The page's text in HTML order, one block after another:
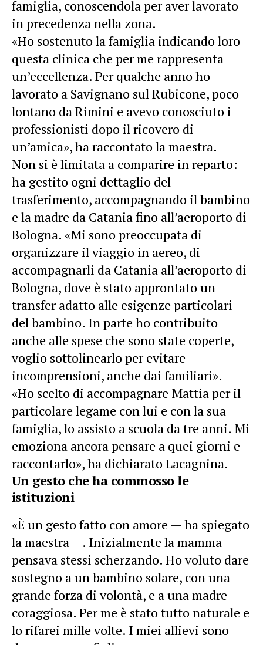
famiglia, conoscendola per aver lavorato
in precedenza nella zona.
«Ho sostenuto la famiglia indicando loro
questa clinica che per me rappresenta
un’eccellenza. Per qualche anno ho
lavorato a Savignano sul Rubicone, poco
lontano da Rimini e avevo conosciuto i
professionisti dopo il ricovero di
un’amica», ha raccontato la maestra.
Non si è limitata a comparire in reparto:
ha gestito ogni dettaglio del
trasferimento, accompagnando il bambino
e la madre da Catania fino all’aeroporto di
Bologna. «Mi sono preoccupata di
organizzare il viaggio in aereo, di
accompagnarli da Catania all’aeroporto di
Bologna, dove è stato approntato un
transfer adatto alle esigenze particolari
del bambino. In parte ho contribuito
anche alle spese che sono state coperte,
voglio sottolinearlo per evitare
incomprensioni, anche dai familiari».
«Ho scelto di accompagnare Mattia per il
particolare legame con lui e con la sua
famiglia, lo assisto a scuola da tre anni. Mi
emoziona ancora pensare a quei giorni e
raccontarlo», ha dichiarato Lacagnina.
Un gesto che ha commosso le
istituzioni
«È un gesto fatto con amore — ha spiegato
la maestra —. Inizialmente la mamma
pensava stessi scherzando. Ho voluto dare
sostegno a un bambino solare, con una
grande forza di volontà, e a una madre
coraggiosa. Per me è stato tutto naturale e
lo rifarei mille volte. I miei allievi sono